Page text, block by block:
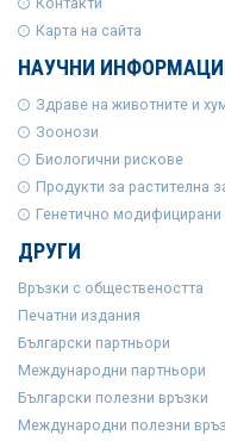
Карта на сайта
НАУЧНИ
Здраве на животните и
Зоонози
Биологични рискове
Продукти за растителна
Генетично модифицирани
ДРУГИ
Връзки с обществеността
Печатни издания
Български партньори
Международни партньори
Български полезни връзки
Международни полезни